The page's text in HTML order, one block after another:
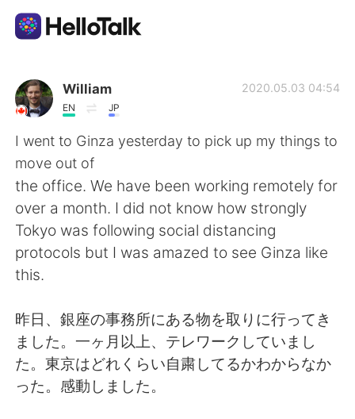
Aplikasi Pertukaran Bahasa
AI Grammar Checker
Indonesia
English 简体中文
繁體中文
العربية Français
Deutsch 日本語
William
EN JP
2020.05.03 04:54
I went to Ginza yesterday to pick up my things to
move out of
the office. We have been working remotely for
over a month. I did not know how strongly
Tokyo was following social distancing
protocols but I was amazed to see Ginza like
this.
昨日、銀座の事務所にある物を取りに行ってき
ました。一ヶ月以上、テレワークしていまし
た。東京はどれくらい自粛してるかわからなか
った。感動しました。